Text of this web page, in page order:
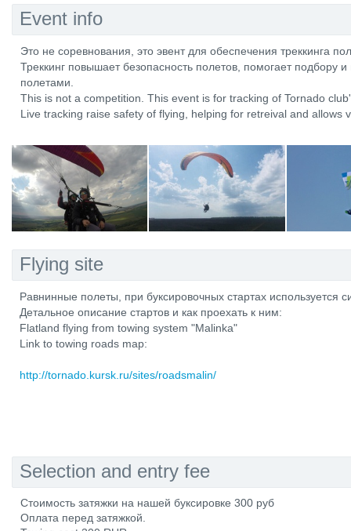
Event info
Это не соревнования, это эвент для обеспечения треккинга
Треккинг повышает безопасность полетов, помогает подбору
полетами.
This is not a competition. This event is for tracking of Tornado
Live tracking raise safety of flying, helping for retreival and allows
Flying site
Равнинные полеты, при буксировочных стартах используется
Детальное описание стартов и как проехать к ним:
Flatland flying from towing system "Malinka"
Link to towing roads map:
http://tornado.kursk.ru/sites/roadsmalin/
Selection and entry fee
Стоимость затяжки на нашей буксировке 300 руб
Оплата перед затяжкой.